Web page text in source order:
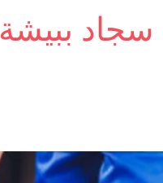
ببيشة